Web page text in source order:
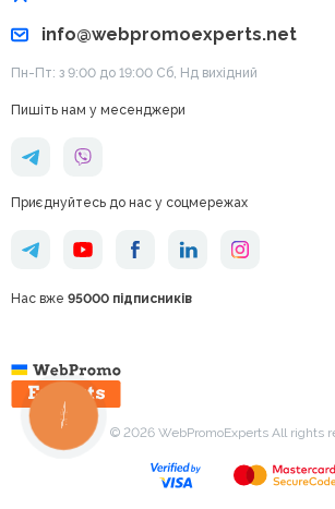
info@webpromoexperts.net
Пн-Пт: з 9:00 до 19:00 Cб, Нд вихідний
Пишіть нам у месенджери
Приєднуйтесь до нас у соцмережах
Нас вже 95000 підписників
© 2026 WebPromoExperts All rights
КНОПКА
ЗВ'ЯЗКУ